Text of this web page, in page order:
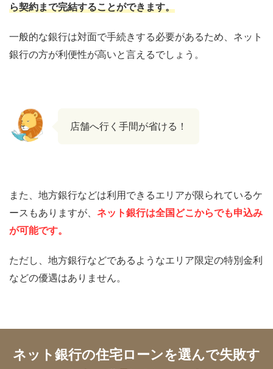
ら契約まで完結することができます。
一般的な銀行は対面で手続きする必要があるため、ネット
銀行の方が利便性が高いと言えるでしょう。
店舗へ行く手間が省ける！
また、地方銀行などは利用できるエリアが限られているケ
ースもありますが、 ネット銀行は全国どこからでも申込み
が可能です。
ただし、地方銀行などであるようなエリア限定の特別金利
などの優遇はありません。
ネット銀行の住宅ローンを選んで失敗す